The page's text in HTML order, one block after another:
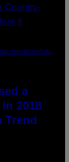
NBCUNIVERSAL
a
2018
Trend